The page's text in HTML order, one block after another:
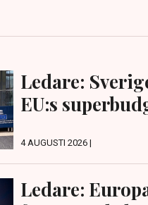
Ledare:
EU:s
4 AUGUSTI 2026 |
Ledare: